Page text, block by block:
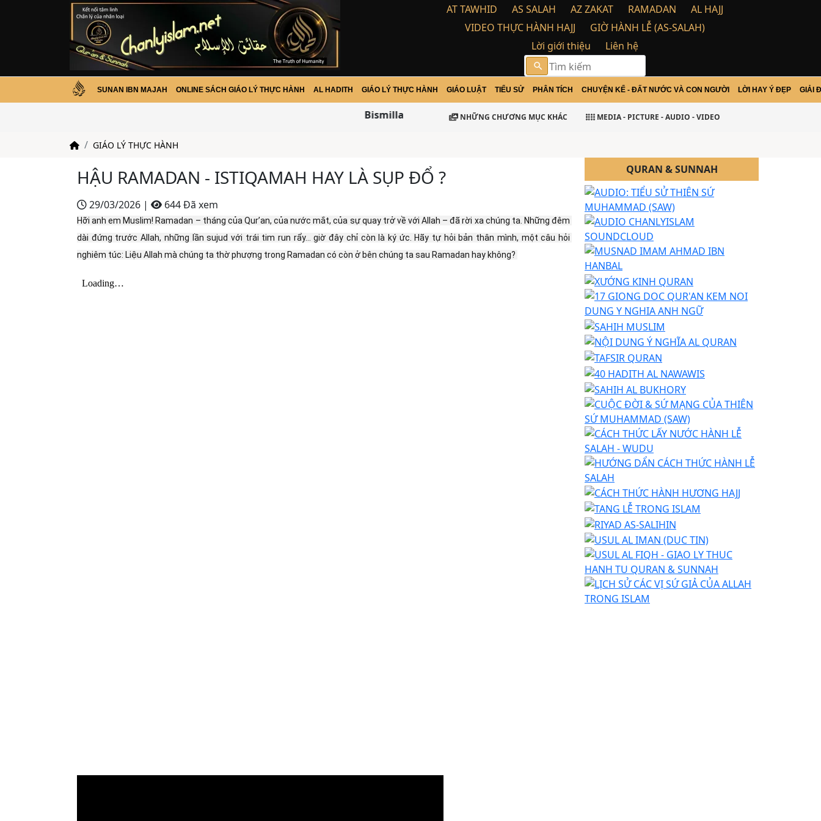
AT TAWHID AS SALAH AZ ZAKAT RAMADAN
AL HAJJ
VIDEO THỰC HÀNH HAJJ
GIỜ HÀNH LỄ (AS-SALAH)
Lời giới thiệu
Liên hệ
search
SUNAN IBN MAJAH ONLINE SÁCH GIÁO LÝ THỰC HÀNH AL HADITH GIÁO LÝ THỰC HÀNH GIÁO LUẬT TIỂU SỬ PHÂN TÍCH CHUYỆN KỂ - ĐẤT NƯỚC VÀ CON NGƯỜI LỜI HAY Ý ĐẸP GIẢI
Bismillah-ir Rohman-ir Rohim / Assalamu Alaikum Warohma tulloh wabarakatu
NHỮNG CHƯƠNG MỤC KHÁC MEDIA - PICTURE - AUDIO - VIDEO
GIÁO LÝ THỰC HÀNH
HẬU RAMADAN - ISTIQAMAH HAY LÀ SỤP ĐỔ ?
29/03/2026 | 644 Đã xem
Hỡi anh em Muslim! Ramadan – tháng của Qur’an, của nước mắt, của sự quay trở về với Allah – đã rời xa chúng ta. Những đêm
dài đứng trước Allah, những lần sujud với trái tim run rẩy… giờ đây chỉ còn là ký ức. Hãy tự hỏi bản thân mình, một câu hỏi
nghiêm túc: Liệu Allah mà chúng ta thờ phượng trong Ramadan có còn ở bên chúng ta sau Ramadan hay không?
QURAN & SUNNAH